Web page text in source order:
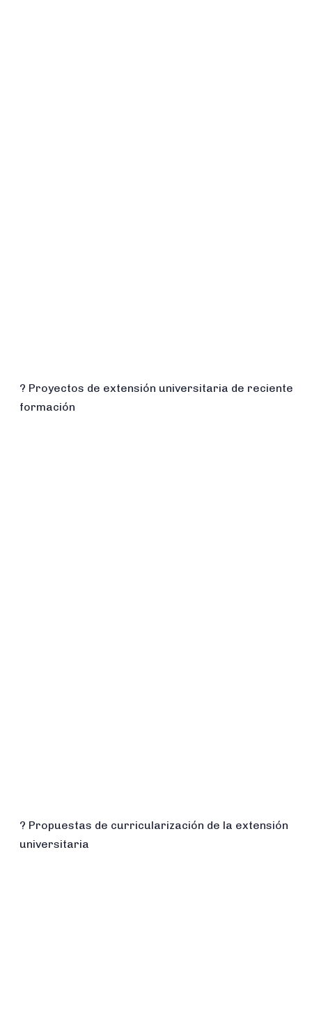
? Proyectos de extensión universitaria de reciente
formación
? Propuestas de curricularización de la extensión
universitaria